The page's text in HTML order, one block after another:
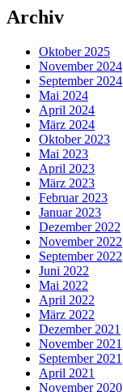
Archiv
Oktober 2025
November 2024
September 2024
Mai 2024
April 2024
März 2024
Oktober 2023
Mai 2023
April 2023
März 2023
Februar 2023
Januar 2023
Dezember 2022
November 2022
September 2022
Juni 2022
Mai 2022
April 2022
März 2022
Dezember 2021
November 2021
September 2021
April 2021
November 2020